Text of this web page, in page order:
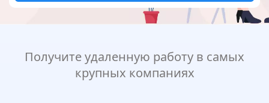
Получите удаленную работу в самых
крупных компаниях